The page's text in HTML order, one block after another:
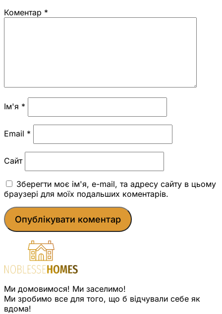
Коментар *
Ім'я *
Email *
Сайт
Зберегти моє ім'я, e-mail, та адресу сайту в цьому
браузері для моїх подальших коментарів.
Ми домовимося! Ми заселимо!
Ми зробимо все для того, що б відчували себе як
вдома!